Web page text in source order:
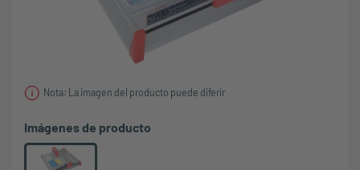
Nota: La imagen del producto puede diferir
Imágenes de producto